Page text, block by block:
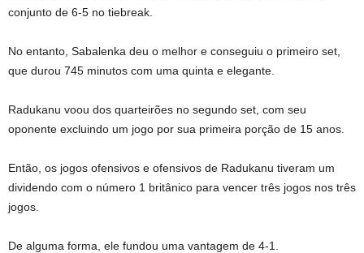
conjunto de 6-5 no tiebreak.
No entanto, Sabalenka deu o melhor e conseguiu o primeiro set,
que durou 745 minutos com uma quinta e elegante.
Radukanu voou dos quarteirões no segundo set, com seu
oponente excluindo um jogo por sua primeira porção de 15 anos.
Então, os jogos ofensivos e ofensivos de Radukanu tiveram um
dividendo com o número 1 britânico para vencer três jogos nos três
jogos.
De alguma forma, ele fundou uma vantagem de 4-1.